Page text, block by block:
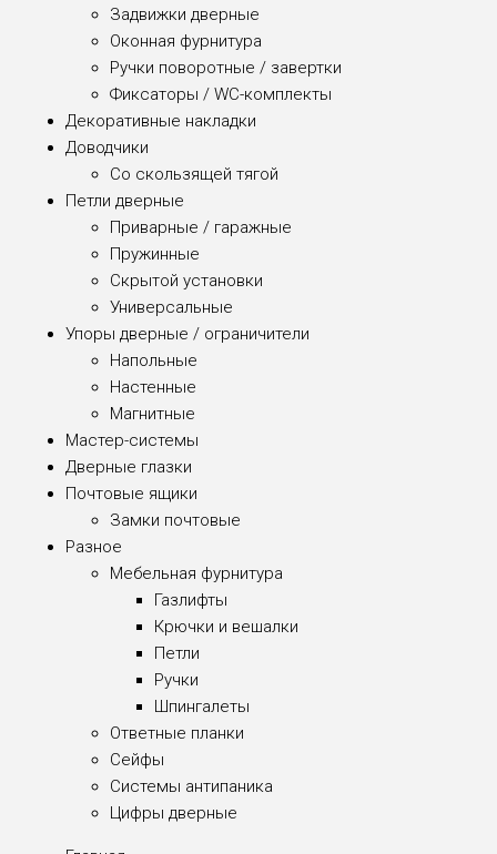
Задвижки дверные
Оконная фурнитура
Ручки поворотные / завертки
Фиксаторы / WC-комплекты
Декоративные накладки
Доводчики
Со скользящей тягой
Петли дверные
Приварные / гаражные
Пружинные
Скрытой установки
Универсальные
Упоры дверные / ограничители
Напольные
Настенные
Магнитные
Мастер-системы
Дверные глазки
Почтовые ящики
Замки почтовые
Разное
Мебельная фурнитура
Газлифты
Крючки и вешалки
Петли
Ручки
Шпингалеты
Ответные планки
Сейфы
Системы антипаника
Цифры дверные